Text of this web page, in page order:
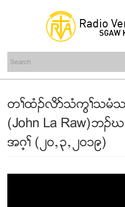
content
တႈထံဥလိဏသံကြႈသမံသ
(John La Raw)ဘဥဃ
အဂ့ႈ (၂၀ယ၃ယ၂၀၁၉)